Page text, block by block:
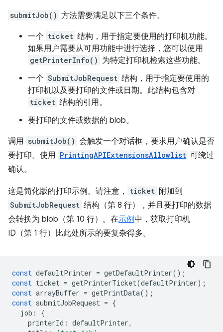
submitJob() 方法需要满足以下三个条件。
一个 ticket 结构，用于指定要使用的打印机功能。
如果用户需要从可用功能中进行选择，您可以使用
getPrinterInfo() 为特定打印机检索这些功能。
一个 SubmitJobRequest 结构，用于指定要使用的
打印机以及要打印的文件或日期。此结构包含对
ticket 结构的引用。
要打印的文件或数据的 blob。
调用 submitJob() 会触发一个对话框，要求用户确认是否
要打印。使用 PrintingAPIExtensionsAllowlist 可绕过
确认。
这是简化版的打印示例。请注意， ticket 附加到
SubmitJobRequest 结构（第 8 行），并且要打印的数据
会转换为 blob（第 10 行）。在示例中，获取打印机
ID（第 1 行）比此处所示的要复杂得多。
const defaultPrinter = getDefaultPrinter();
const ticket = getPrinterTicket(defaultPrinter);
const arrayBuffer = getPrintData();
const submitJobRequest = {
job :
{
printerId : defaultPrinter,